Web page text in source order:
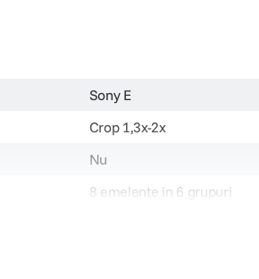
Sony E
Crop 1,3x-2x
Nu
8 emelente in 6 grupuri